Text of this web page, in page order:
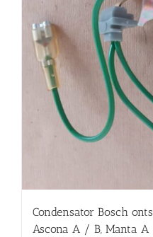
Condensator Bosch
Ascona A / B, Manta